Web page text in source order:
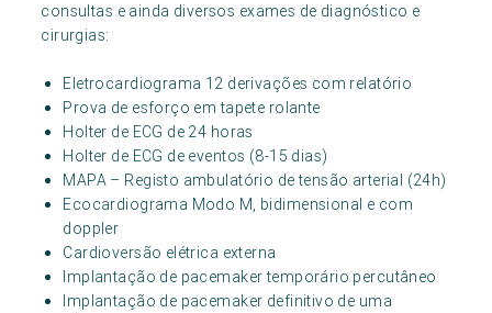
consultas e ainda diversos exames de diagnóstico e
cirurgias:
Eletrocardiograma 12 derivações com relatório
Prova de esforço em tapete rolante
Holter de ECG de 24 horas
Holter de ECG de eventos (8-15 dias)
MAPA – Registo ambulatório de tensão arterial (24h)
Ecocardiograma Modo M, bidimensional e com
doppler
Cardioversão elétrica externa
Implantação de pacemaker temporário percutâneo
Implantação de pacemaker definitivo de uma